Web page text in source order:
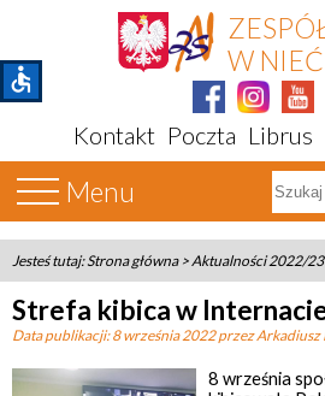
W
Kontakt Poczta Librus
Menu
Jesteś tutaj:Strona główna>Aktualności 2022/23
Strefa kibica w
Data publikacji:8 września 2022przez Arkadiusz
8 września
accessible